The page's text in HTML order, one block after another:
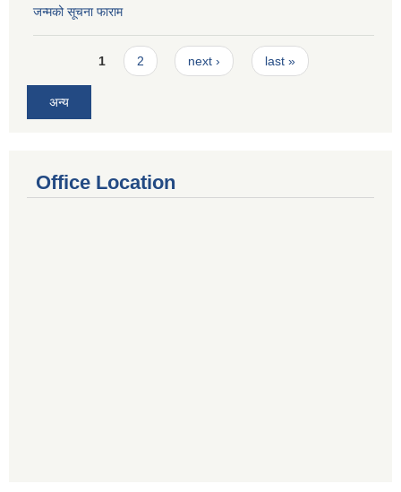
जन्मको सूचना फाराम
Pages1 2 next › last »
अन्य
Office Location